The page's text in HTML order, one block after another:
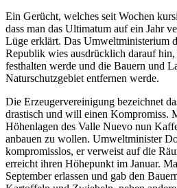
Ein Gerücht, welches seit Wochen
dass man das Ultimatum auf ein Jahr
Lüge erklärt. Das Umweltministerium
Republik wies ausdrücklich darauf hin,
festhalten werde und die Bauern und
Naturschutzgebiet entfernen werde.
Die Erzeugervereinigung bezeichnet
drastisch und will einen Kompromiss.
Höhenlagen des Valle Nuevo nun
anbauen zu wollen. Umweltminister
kompromisslos, er verweist auf die
erreicht ihren Höhepunkt im Januar.
September erlassen und gab den